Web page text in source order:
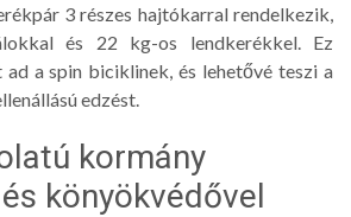
3 részes hajtókarral rendelkezik,
és 22 kg-os lendkerékkel. Ez
a spin biciklinek, és lehetővé teszi a
edzést.
kormány
könyökvédővel